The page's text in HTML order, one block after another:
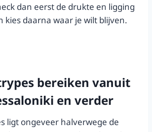
dan eerst de drukte en ligging
kies daarna waar je wilt blijven.
bereiken vanuit
en verder
ligt ongeveer halverwege de